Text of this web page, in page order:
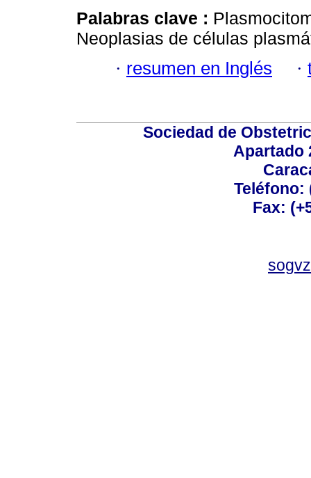
Palabras clave :
Neoplasias de células
· resumen en Inglés ·
Sociedad de
Apartado
Teléfono:
Fax: